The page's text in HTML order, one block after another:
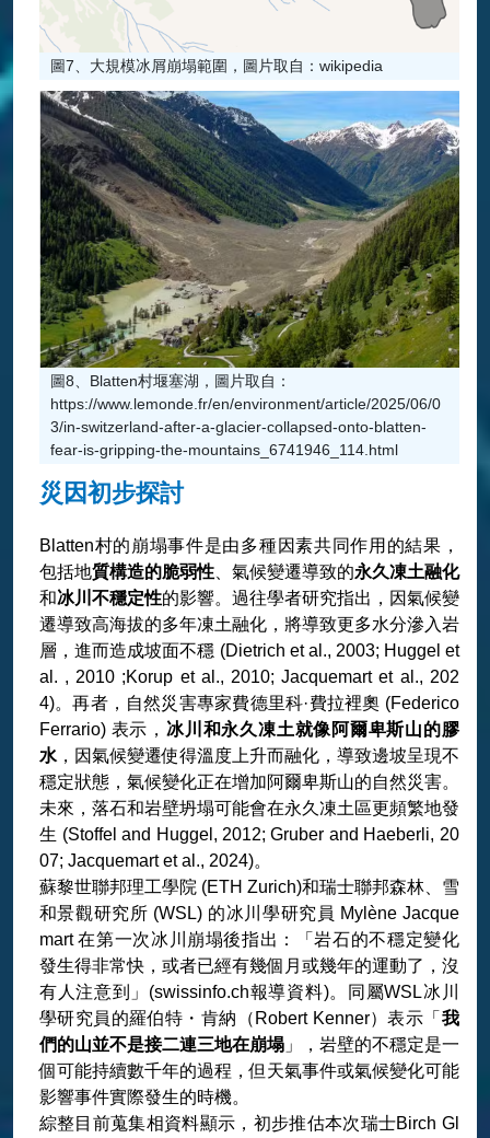
圖7、大規模冰屑崩塌範圍，圖片取自：wikipedia
圖8、Blatten村堰塞湖，圖片取自：
https://www.lemonde.fr/en/environment/article/2025/06/0
3/in-switzerland-after-a-glacier-collapsed-onto-blatten-
fear-is-gripping-the-mountains_6741946_114.html
災因初步探討
Blatten村的崩塌事件是由多種因素共同作用的結果，
包括地質構造的脆弱性、氣候變遷導致的永久凍土融化
和冰川不穩定性的影響。過往學者研究指出，因氣候變
遷導致高海拔的多年凍土融化，將導致更多水分滲入岩
層，進而造成坡面不穩 (Dietrich et al., 2003; Huggel et
al. , 2010 ;Korup et al., 2010; Jacquemart et al., 202
4)。再者，自然災害專家費德里科·費拉裡奧 (Federico
Ferrario) 表示， 冰川和永久凍土就像阿爾卑斯山的膠
水，因氣候變遷使得溫度上升而融化，導致邊坡呈現不
穩定狀態，氣候變化正在增加阿爾卑斯山的自然災害。
未來，落石和岩壁坍塌可能會在永久凍土區更頻繁地發
生 (Stoffel and Huggel, 2012; Gruber and Haeberli, 20
07; Jacquemart et al., 2024)。
蘇黎世聯邦理工學院 (ETH Zurich)和瑞士聯邦森林、雪
和景觀研究所 (WSL) 的冰川學研究員 Mylène Jacque
mart 在第一次冰川崩塌後指出：「岩石的不穩定變化
發生得非常快，或者已經有幾個月或幾年的運動了，沒
有人注意到」(swissinfo.ch報導資料)。同屬WSL冰川
學研究員的羅伯特・肯納（Robert Kenner）表示「 我
們的山並不是接二連三地在崩塌」，岩壁的不穩定是一
個可能持續數千年的過程，但天氣事件或氣候變化可能
影響事件實際發生的時機。
綜整目前蒐集相資料顯示，初步推估本次瑞士Birch Gl